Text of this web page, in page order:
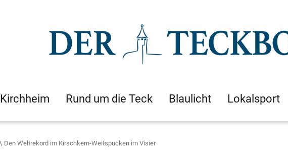
Kirchheim Rund um die Teck Blaulicht Lokalsport
Den Weltrekord im Kirschkern-Weitspucken im Visier